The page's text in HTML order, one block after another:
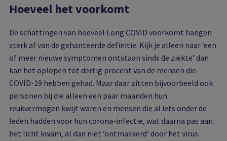
Hoeveel het voorkomt
De schattingen van hoeveel Long COVID voorkomt hangen
sterk af van de gehanteerde definitie. Kijk je alleen naar ‘een
of meer nieuwe symptomen ontstaan sinds de ziekte’ dan
kan het oplopen tot dertig procent van de mensen die
COVID-19 hebben gehad. Maar daar zitten bijvoorbeeld ook
personen bij die alleen een paar maanden hun
reukvermogen kwijt waren en mensen die al iets onder de
leden hadden voor hun corona-infectie, wat daarna pas aan
het licht kwam, al dan niet ‘ontmaskerd’ door het virus.